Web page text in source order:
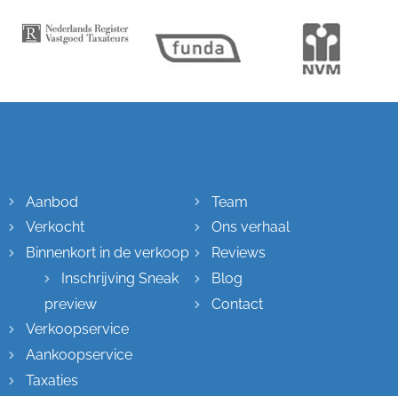
Aanbod
Verkocht
Binnenkort in de verkoop
Inschrijving Sneak
preview
Verkoopservice
Aankoopservice
Taxaties
Team
Ons verhaal
Reviews
Blog
Contact